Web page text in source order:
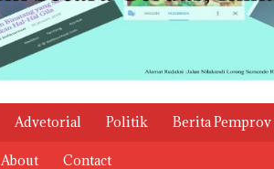
Advetorial Politik Berita Pemprov
About Contact